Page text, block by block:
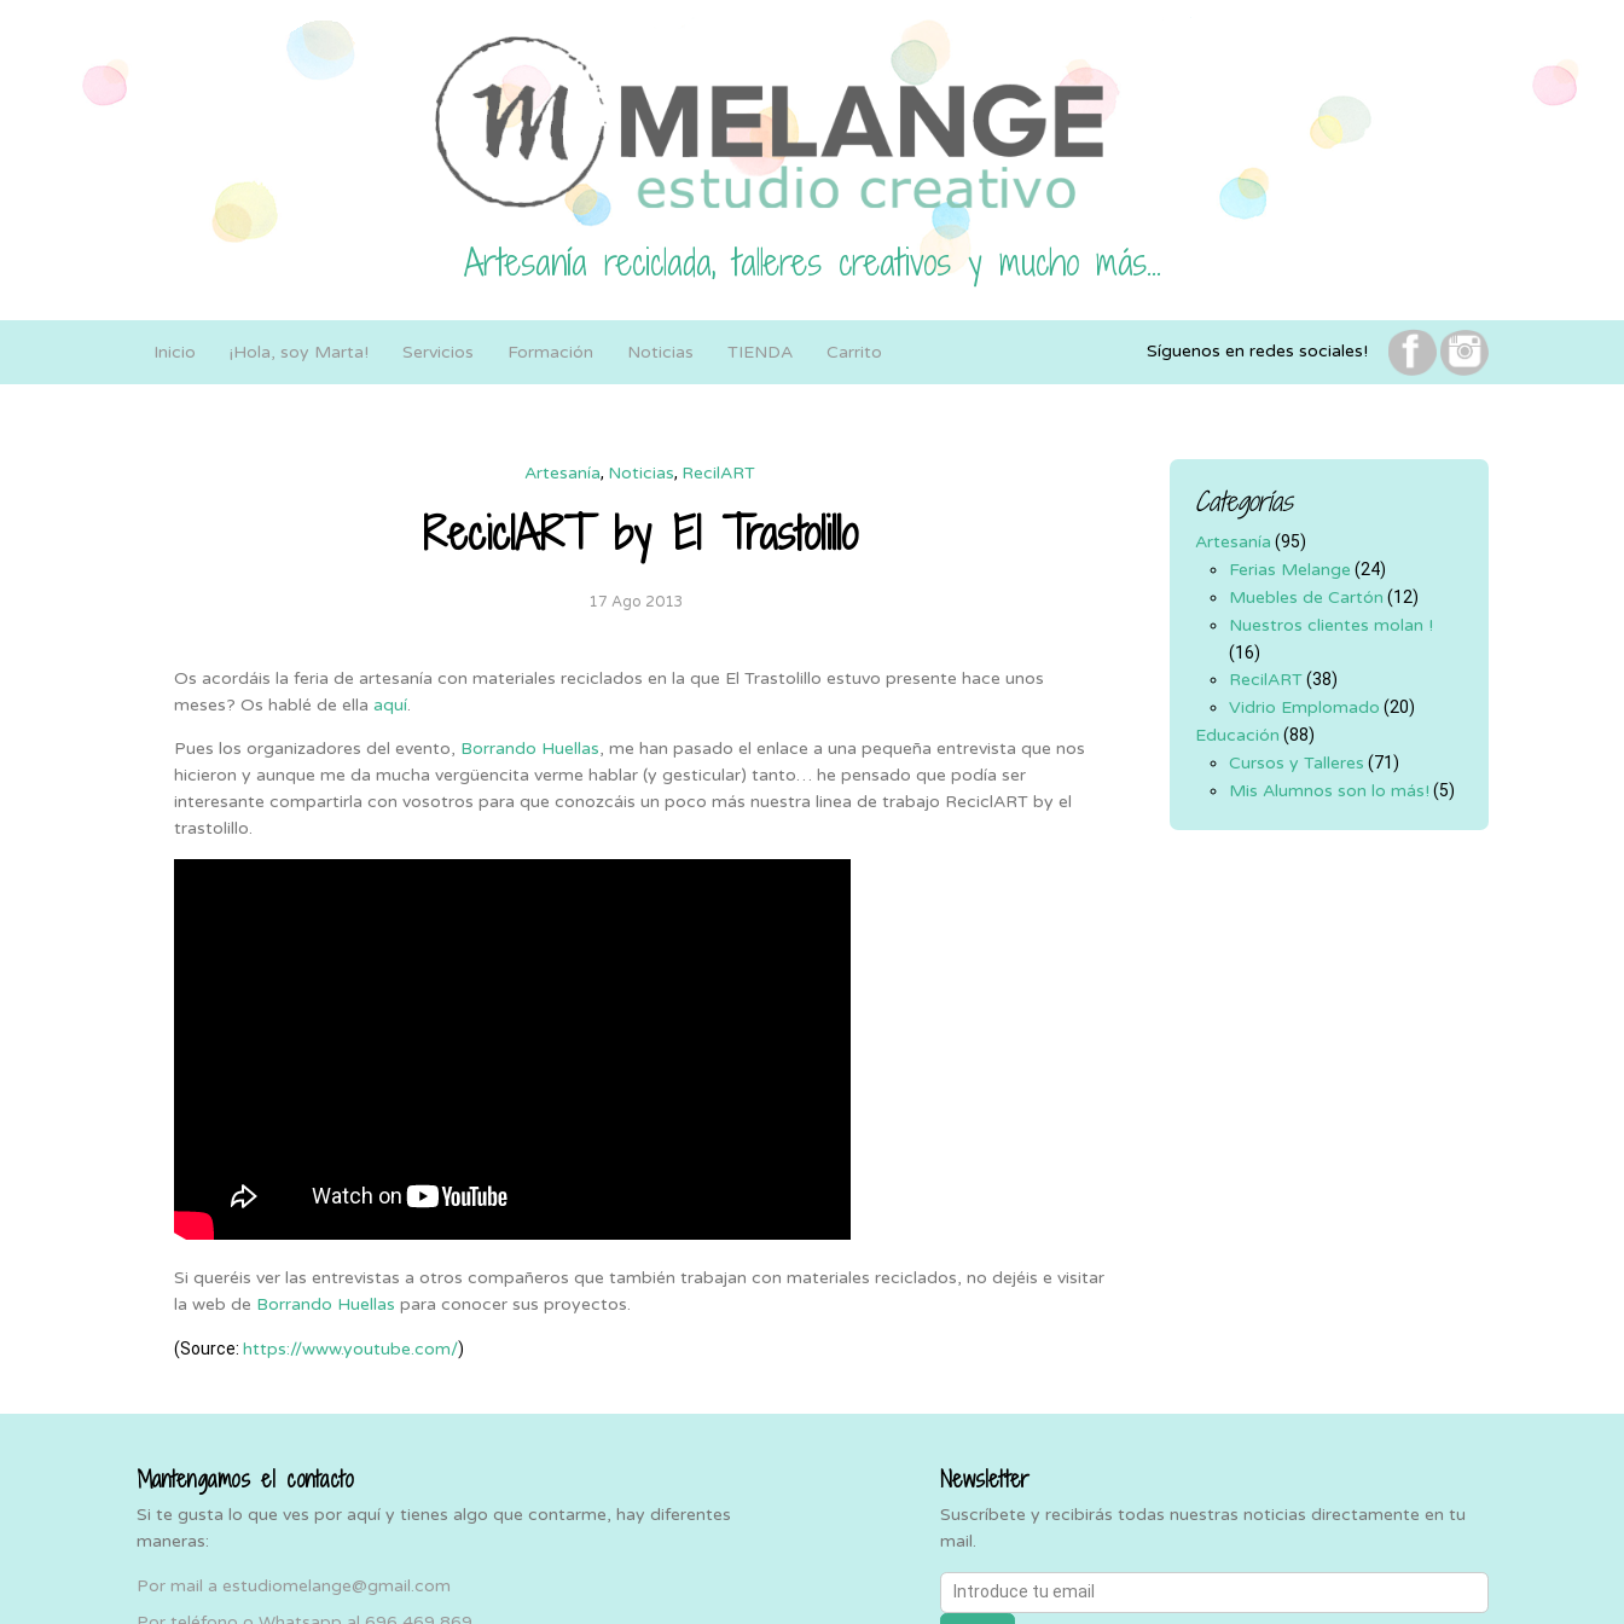
Artesanía reciclada, talleres creativos y mucho más...
Inicio ¡Hola, soy Marta! Servicios Formación Noticias TIENDA Carrito Síguenos en redes sociales!
Artesanía, Noticias, RecilART
ReciclART by El Trastolillo
17 Ago 2013
Os acordáis la feria de artesanía con materiales reciclados en la que El Trastolillo estuvo presente hace unos
meses? Os hablé de ella aquí.
Pues los organizadores del evento, Borrando Huellas, me han pasado el enlace a una pequeña entrevista que nos
hicieron y aunque me da mucha vergüencita verme hablar (y gesticular) tanto… he pensado que podía ser
interesante compartirla con vosotros para que conozcáis un poco más nuestra linea de trabajo ReciclART by el
trastolillo.
Si queréis ver las entrevistas a otros compañeros que también trabajan con materiales reciclados, no dejéis e visitar
la web de Borrando Huellas para conocer sus proyectos.
(Source: https://www.youtube.com/)
Categorías
Artesanía (95)
Ferias Melange (24)
Muebles de Cartón (12)
Nuestros clientes molan !
(16)
RecilART(38)
Vidrio Emplomado (20)
Educación (88)
Cursos y Talleres (71)
Mis Alumnos son lo más! (5)
Mantengamos el contacto
Si te gusta lo que ves por aquí y tienes algo que contarme, hay diferentes
maneras:
Por mail a estudiomelange@gmail.com
Newsletter
Suscríbete y recibirás todas nuestras noticias directamente en tu
mail.
Introduce tu email